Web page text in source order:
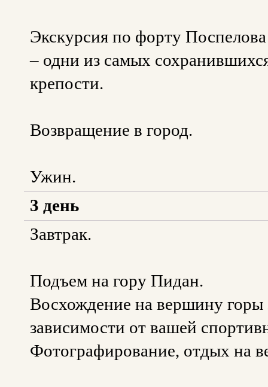
Экскурсия по форту
– одни из самых
крепости.
Возвращение в город.
Ужин.
3 день
Завтрак.
Подъем на гору Пидан.
Восхождение на вершину горы
зависимости от вашей
Фотографирование, отдых на